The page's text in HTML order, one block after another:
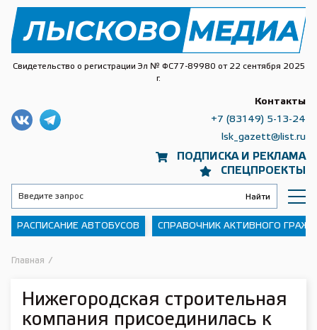
Свидетельство о регистрации Эл № ФС77-89980 от 22 сентября 2025
г.
ПОДПИСКА И РЕКЛАМА
СПЕЦПРОЕКТЫ
Контакты
+7 (83149) 5-13-24
lsk_gazett@list.ru
РАСПИСАНИЕ АВТОБУСОВ СПРАВОЧНИК АКТИВНОГО
Главная /
Нижегородская строительная
компания присоединилась к